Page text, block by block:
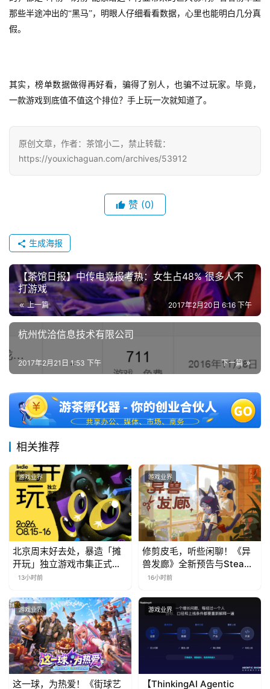
那些半途冲出的“黑马”，明眼人仔细看看数据，心里也能明白几分真
假。
其实，榜单数据做得再好看，骗得了别人，也骗不过玩家。毕竟，
一款游戏到底值不值这个排位？手上玩一次就知道了。
原创文章，作者：茶馆小二，禁止转载：
https://youxichaguan.com/archives/53912
赞 (0)
生成海报
【茶馆日报】中传电竞报考热：女生占48% 很多人不
打游戏
上一篇 2017年2月20日 6:16 下午
杭州优洽信息技术有限公司
下一篇
2017年2月21日 1:53 下午
相关推荐
游戏业界
北京周末好去处，暴造「摊
开玩」独立游戏市集正式开
票！
13小时前
游戏业界
修剪皮毛，听些闲聊！《异
兽发廊》全新预告与Steam
免费试玩公开
16小时前
游戏业界
这一球，为热爱！《街球艺
游戏业界
【ThinkingAI Agentic